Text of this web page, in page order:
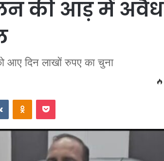
की आड़ में अवैध
आए दिन लाखों रुपए का चुना
VKontakteOdnoklassniki
Pocket